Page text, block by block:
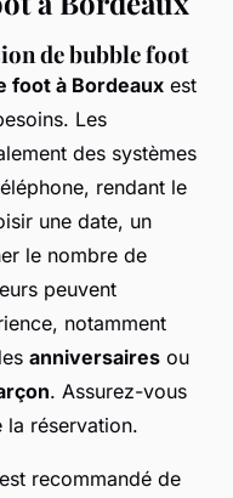
de bubble foot
foot à Bordeaux est
Les
des systèmes
rendant le
une date, un
le nombre de
peuvent
notamment
anniversaires ou
. Assurez-vous
la réservation.
recommandé de